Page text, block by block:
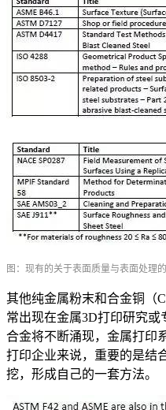
图：现有的关于表面质量与表面处理
其他纯金属粉末和合金铜（
常出现在金属3D打印研究
合金将不断涌现，金属打印
打印企业来说，重要的是结
挖，形成自己的一套方法。